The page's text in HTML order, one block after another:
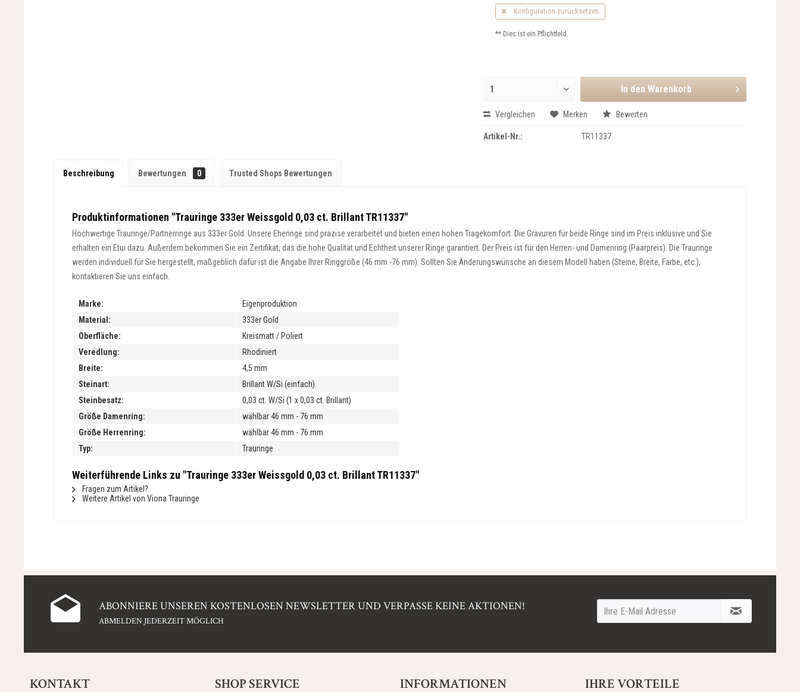
Konfiguration zurücksetzen
** Dies ist ein Pflichtfeld.
In den Warenkorb
Vergleichen Merken Bewerten
Artikel-Nr.: TR11337
Beschreibung Bewertungen 0 Trusted Shops Bewertungen
Produktinformationen "Trauringe 333er Weissgold 0,03 ct. Brillant TR11337"
Hochwertige Trauringe/Partnerringe aus 333er Gold. Unsere Eheringe sind präzise verarbeitet und bieten einen hohen Tragekomfort. Die Gravuren für beide Ringe sind im Preis inklusive und Sie
erhalten ein Etui dazu. Außerdem bekommen Sie ein Zertifikat, das die hohe Qualität und Echtheit unserer Ringe garantiert. Der Preis ist für den Herren- und Damenring (Paarpreis). Die Trauringe
werden individuell für Sie hergestellt, maßgeblich dafür ist die Angabe Ihrer Ringgröße (46 mm -76 mm). Sollten Sie Änderungswünsche an diesem Modell haben (Steine, Breite, Farbe, etc.),
kontaktieren Sie uns einfach.
Marke:
Eigenproduktion
Material:
333er Gold
Oberfläche:
Kreismatt / Poliert
Veredlung:
Rhodiniert
Breite:
4,5 mm
Steinart:
Brillant W/Si (einfach)
Steinbesatz:
0,03 ct. W/Si (1 x 0,03 ct. Brillant)
Größe Damenring:
wählbar 46 mm - 76 mm
Größe Herrenring:
wählbar 46 mm - 76 mm
Typ:
Trauringe
Weiterführende Links zu "Trauringe 333er Weissgold 0,03 ct. Brillant TR11337"
Fragen zum Artikel?
Weitere Artikel von Viona Trauringe
ABONNIERE UNSEREN KOSTENLOSEN NEWSLETTER UND VERPASSE KEINE AKTIONEN!
ABMELDEN JEDERZEIT MÖGLICH
KONTAKT SHOP SERVICE INFORMATIONEN IHRE VORTEILE